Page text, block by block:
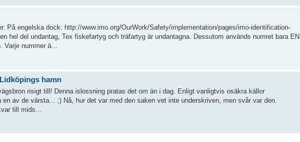
På engelska dock: http://www.imo.org/OurWork/Safety/implementation/pages/imo-identification-
hel del undantag, Tex fiskefartyg och träfartyg är undantagna. Dessutom används numret bara EN
nummer ä...
hamn
risigt till! Denna islossning pratas det om än i dag. Enligt vanligtvis osäkra källor
av de värsta... ;) Nå, hur det var med den saken vet inte underskriven, men svår var den.
till mids...